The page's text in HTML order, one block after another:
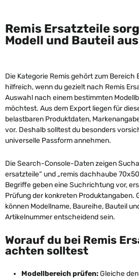
Remis Ersatzteile
Modell und Bauteil
Die Kategorie Remis gehört zum Bereich
hilfreich, wenn du gezielt nach Remis
Auswahl nach einem bestimmten
möchtest. Aus dem Export liegen für
belastbaren Produktdaten,
vor. Deshalb solltest du besonders
universelle Passform annehmen.
Die Search-Console-Daten zeigen
ersatzteile“ und „remis dachhaube
Begriffe geben eine Suchrichtung vor,
Prüfung der konkreten Produktangaben.
können Modellname, Baureihe, Bauteil
Artikelnummer entscheidend sein.
Worauf du bei Remis
achten solltest
Modellbereich prüfen:Gleiche